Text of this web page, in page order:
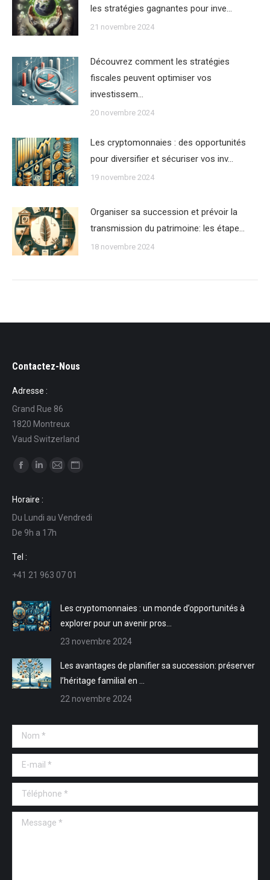
les stratégies gagnantes pour inve…
21 novembre 2024
Découvrez comment les stratégies
fiscales peuvent optimiser vos
investissem…
20 novembre 2024
Les cryptomonnaies : des opportunités
pour diversifier et sécuriser vos inv…
19 novembre 2024
Organiser sa succession et prévoir la
transmission du patrimoine: les étape…
18 novembre 2024
Contactez-Nous
Adresse :
Grand Rue 86
1820 Montreux
Vaud Switzerland
Trouvez nous sur :
Facebook
s'ouvre
dans
une
LinkedIn
s'ouvre
dans
mail Web
Horaire :
Du Lundi au Vendredi
De 9h a 17h
Tel :
+41 21 963 07 01
Les cryptomonnaies : un monde d’opportunités à
explorer pour un avenir pros…
23 novembre 2024
Les avantages de planifier sa succession: préserver
l’héritage familial en …
22 novembre 2024
Nom *
E-mail *
Téléphone *
Message *